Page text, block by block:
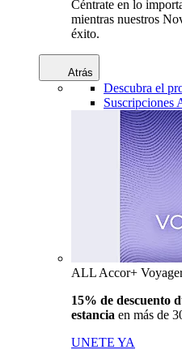
Céntrate en lo
mientras nuestros
éxito.
Atrás
Descubra el
Suscripciones
ALL Accor+
15% de descuento
estancia en más de
UNETE YA